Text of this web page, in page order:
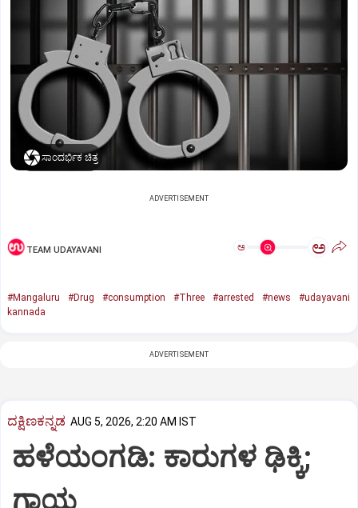
ಸಾಂದರ್ಭಿಕ ಚಿತ್ರ
ADVERTISEMENT
TEAM UDAYAVANI ಅ ಅ
#Mangaluru #Drug #consumption #Three #arrested #news
#udayavani
kannada
ADVERTISEMENT
ದಕ್ಷಿಣಕನ್ನಡ AUG 5, 2026, 2:20 AM IST
ಹಳೆಯಂಗಡಿ: ಕಾರುಗಳ ಢಿಕ್ಕಿ;
ಗಾಯ